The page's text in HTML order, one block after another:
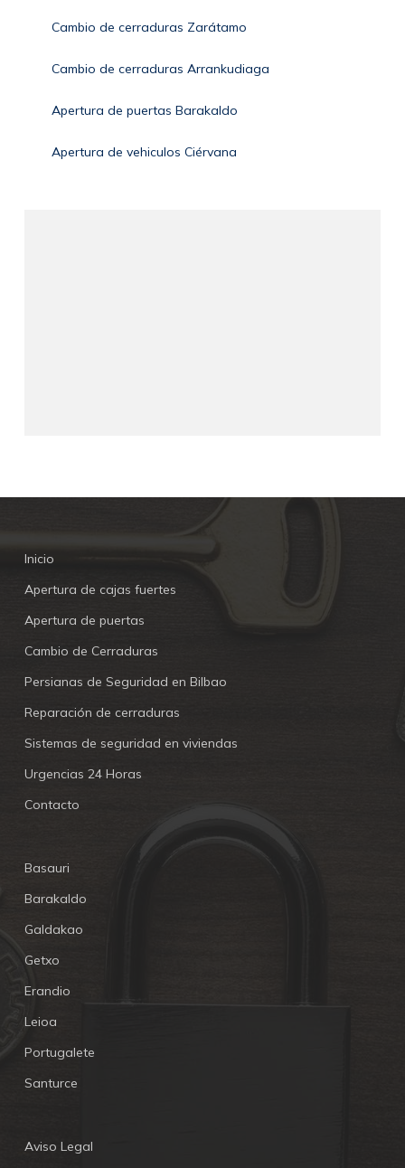
Cambio de cerraduras Zarátamo
Cambio de cerraduras Arrankudiaga
Apertura de puertas Barakaldo
Apertura de vehiculos Ciérvana
Inicio
Apertura de cajas fuertes
Apertura de puertas
Cambio de Cerraduras
Persianas de Seguridad en Bilbao
Reparación de cerraduras
Sistemas de seguridad en viviendas
Urgencias 24 Horas
Contacto
Basauri
Barakaldo
Galdakao
Getxo
Erandio
Leioa
Portugalete
Santurce
Aviso Legal